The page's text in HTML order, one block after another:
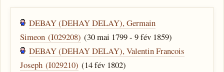
DEBAY (DEHAY DELAY), Germain
Simeon (I029208) (30 mai 1799 - 9 fév 1859)
DEBAY (DEHAY DELAY), Valentin Francois
Joseph (I029210) (14 fév 1802)